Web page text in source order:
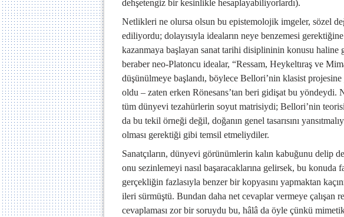
dehşetengiz bir kesinlikle hesaplayabiliyorlardı).
Netlikleri ne olursa olsun bu epistemolojik imgeler, sözel
ediliyordu; dolayısıyla ideaların neye benzemesi
kazanmaya başlayan sanat tarihi disiplininin konusu
beraber neo-Platoncu idealar, “Ressam, Heykeltıraş ve
düşünülmeye başlandı, böylece Bellori’nin klasist
oldu – zaten erken Rönesans’tan beri gidişat bu yöndeydi.
tüm dünyevi tezahürlerin soyut matrisiydi; Bellori’nin
da bu tekil örneği değil, doğanın genel tasarısını
olması gerektiği gibi temsil etmeliydiler.
Sanatçıların, dünyevi görünümlerin kalın kabuğunu delip
onu sezinlemeyi nasıl başaracaklarına gelirsek, bu
gerçekliğin fazlasıyla benzer bir kopyasını yapmaktan
ileri sürmüştü. Bundan daha net cevaplar vermeye çalışan
cevaplaması zor bir soruydu bu, hâlâ da öyle çünkü